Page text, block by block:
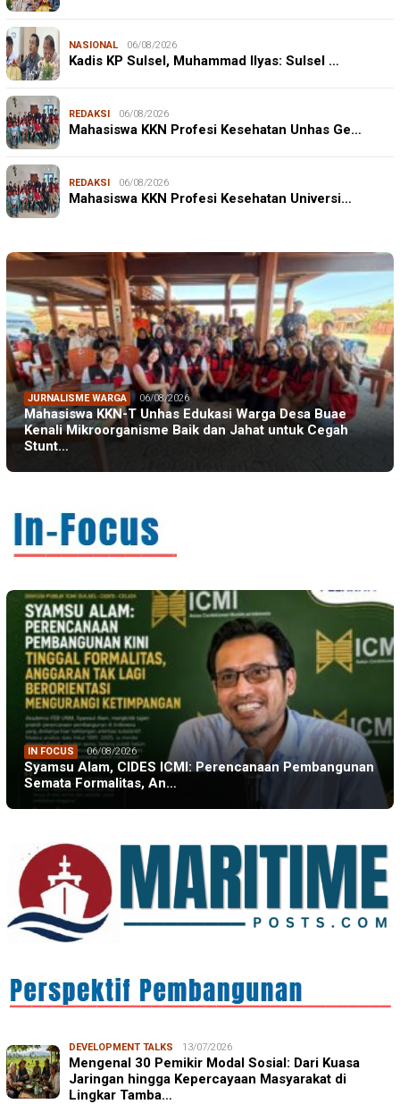
NASIONAL 06/08/2026
Kadis KP Sulsel, Muhammad Ilyas: Sulsel …
REDAKSI 06/08/2026
Mahasiswa KKN Profesi Kesehatan Unhas Ge…
REDAKSI 06/08/2026
Mahasiswa KKN Profesi Kesehatan Universi…
JURNALISME WARGA 06/08/2026
Mahasiswa KKN-T Unhas Edukasi Warga Desa Buae
Kenali Mikroorganisme Baik dan Jahat untuk Cegah
Stunt…
IN FOCUS 06/08/2026
Syamsu Alam, CIDES ICMI: Perencanaan Pembangunan
Semata Formalitas, An…
DEVELOPMENT TALKS 13/07/2026
Mengenal 30 Pemikir Modal Sosial: Dari Kuasa
Jaringan hingga Kepercayaan Masyarakat di
Lingkar Tamba…